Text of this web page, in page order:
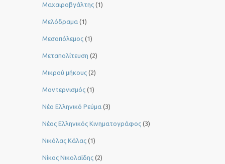
Μαχαιροβγάλτης (1)
Μελόδραμα (1)
Μεσοπόλεμος (1)
Μεταπολίτευση (2)
Μικρού μήκους (2)
Μοντερνισμός (1)
Νέο Ελληνικό Ρεύμα (3)
Νέος Ελληνικός Κινηματογράφος (3)
Νικόλας Κάλας (1)
Νίκος Νικολαΐδης (2)